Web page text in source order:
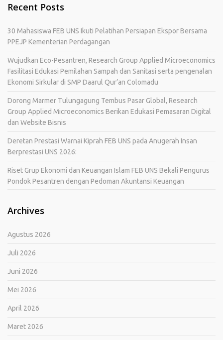
Recent Posts
30 Mahasiswa FEB UNS Ikuti Pelatihan Persiapan Ekspor Bersama
PPEJP Kementerian Perdagangan
Wujudkan Eco-Pesantren, Research Group Applied Microeconomics
Fasilitasi Edukasi Pemilahan Sampah dan Sanitasi serta pengenalan
Ekonomi Sirkular di SMP Daarul Qur’an Colomadu
Dorong Marmer Tulungagung Tembus Pasar Global, Research
Group Applied Microeconomics Berikan Edukasi Pemasaran Digital
dan Website Bisnis
Deretan Prestasi Warnai Kiprah FEB UNS pada Anugerah Insan
Berprestasi UNS 2026:
Riset Grup Ekonomi dan Keuangan Islam FEB UNS Bekali Pengurus
Pondok Pesantren dengan Pedoman Akuntansi Keuangan
Archives
Agustus 2026
Juli 2026
Juni 2026
Mei 2026
April 2026
Maret 2026